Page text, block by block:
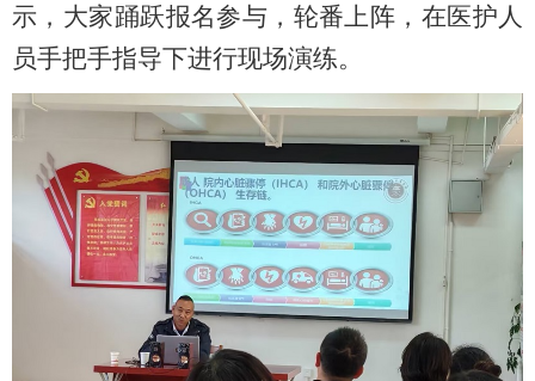
示，大家踊跃报名参与，轮番上阵，在医护人
员手把手指导下进行现场演练。